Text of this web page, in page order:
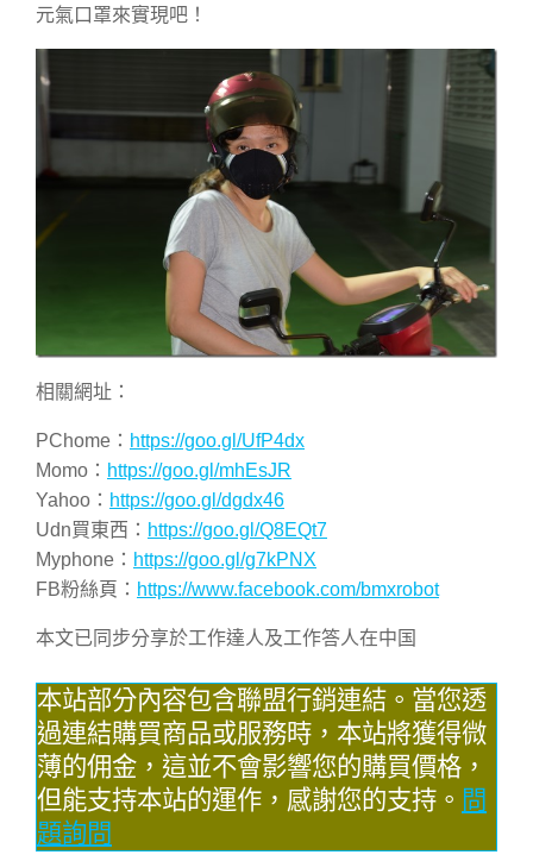
元氣口罩來實現吧！
相關網址：
PChome： https://goo.gl/UfP4dx
Momo： https://goo.gl/mhEsJR
Yahoo： https://goo.gl/dgdx46
Udn買東西： https://goo.gl/Q8EQt7
Myphone： https://goo.gl/g7kPNX
FB粉絲頁： https://www.facebook.com/bmxrobot
本文已同步分享於工作達人及工作答人在中国
本站部分內容包含聯盟行銷連結。當您透
過連結購買商品或服務時，本站將獲得微
薄的佣金，這並不會影響您的購買價格，
但能支持本站的運作，感謝您的支持。 問
題詢問